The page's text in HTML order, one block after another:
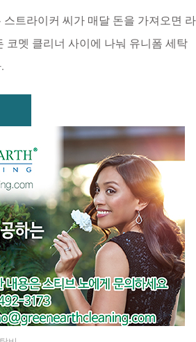
트라이커 씨가 매달 돈을 가져오면 라
코멧 클리너 사이에 나눠 유니폼 세탁